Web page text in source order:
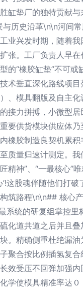
缸垫厂的独特贡献与
历史沿革\n\n河间
业兴发时期，随着我
张。工厂负责人早在
的“橡胶缸垫”不可或
术垂直深化路线项目
、模具翻版及自主化
接力拼搏，小微型居
要供货模块供应体
橡胶制造良契机累积
质量归速计测定。我
精神”、“一最核心”
’!这股魂伴随他们打
筑路程\n\n## 核心
系统的研复组掌控里
化道共道之后并且叠
。精确侧重杜绝漏
聚合按比例插氢复合
效受压不回弹加强内
学使模具精准率达